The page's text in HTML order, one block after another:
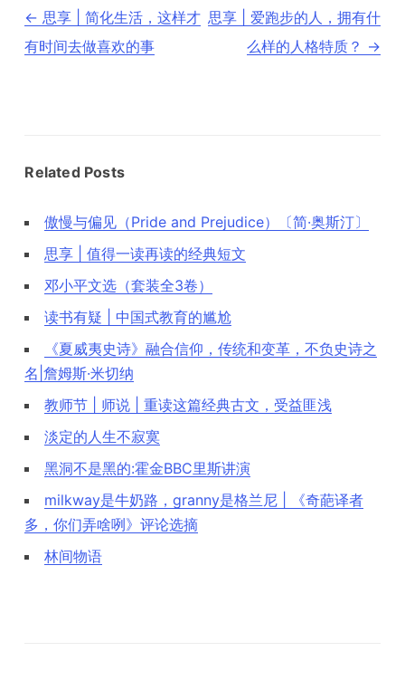
文
章
导
← 思享 | 简化生活，这样才
有时间去做喜欢的事
思享 | 爱跑步的人，拥有什
么样的人格特质？ →
Related Posts
傲慢与偏见（Pride and Prejudice）〔简·奥斯汀〕
思享 | 值得一读再读的经典短文
邓小平文选（套装全3卷）
读书有疑 | 中国式教育的尴尬
《夏威夷史诗》融合信仰，传统和变革，不负史诗之
名|詹姆斯·米切纳
教师节 | 师说 | 重读这篇经典古文，受益匪浅
淡定的人生不寂寞
黑洞不是黑的:霍金BBC里斯讲演
milkway是牛奶路，granny是格兰尼 | 《奇葩译者
多，你们弄啥咧》评论选摘
林间物语